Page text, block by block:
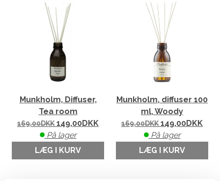
Munkholm, Diffuser,
Tea room
169,00DKK 149,00DKK
På lager
LÆG I KURV
Munkholm, diffuser 100
ml, Woody
169,00DKK 149,00DKK
På lager
LÆG I KURV